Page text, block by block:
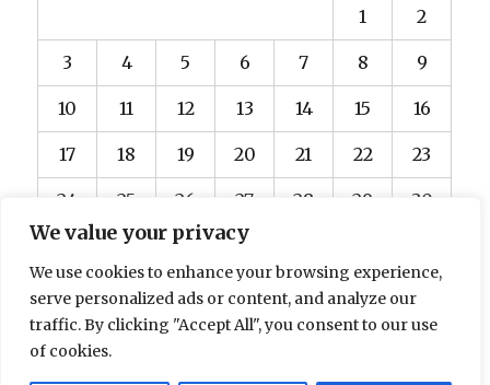
We value your privacy
We use cookies to enhance your browsing experience,
serve personalized ads or content, and analyze our
traffic. By clicking "Accept All", you consent to our use
of cookies.
1 2
3 4 5 6 7 8 9
10 11 12 13 14 15 16
17 18 19 20 21 22 23
24 25 26 27 28 29 30
31
« Dic